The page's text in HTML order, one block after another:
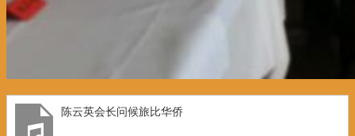
陈云英会长问候旅比华侨